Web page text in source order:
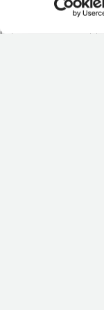
Als nachhaltiger
haben wir einen